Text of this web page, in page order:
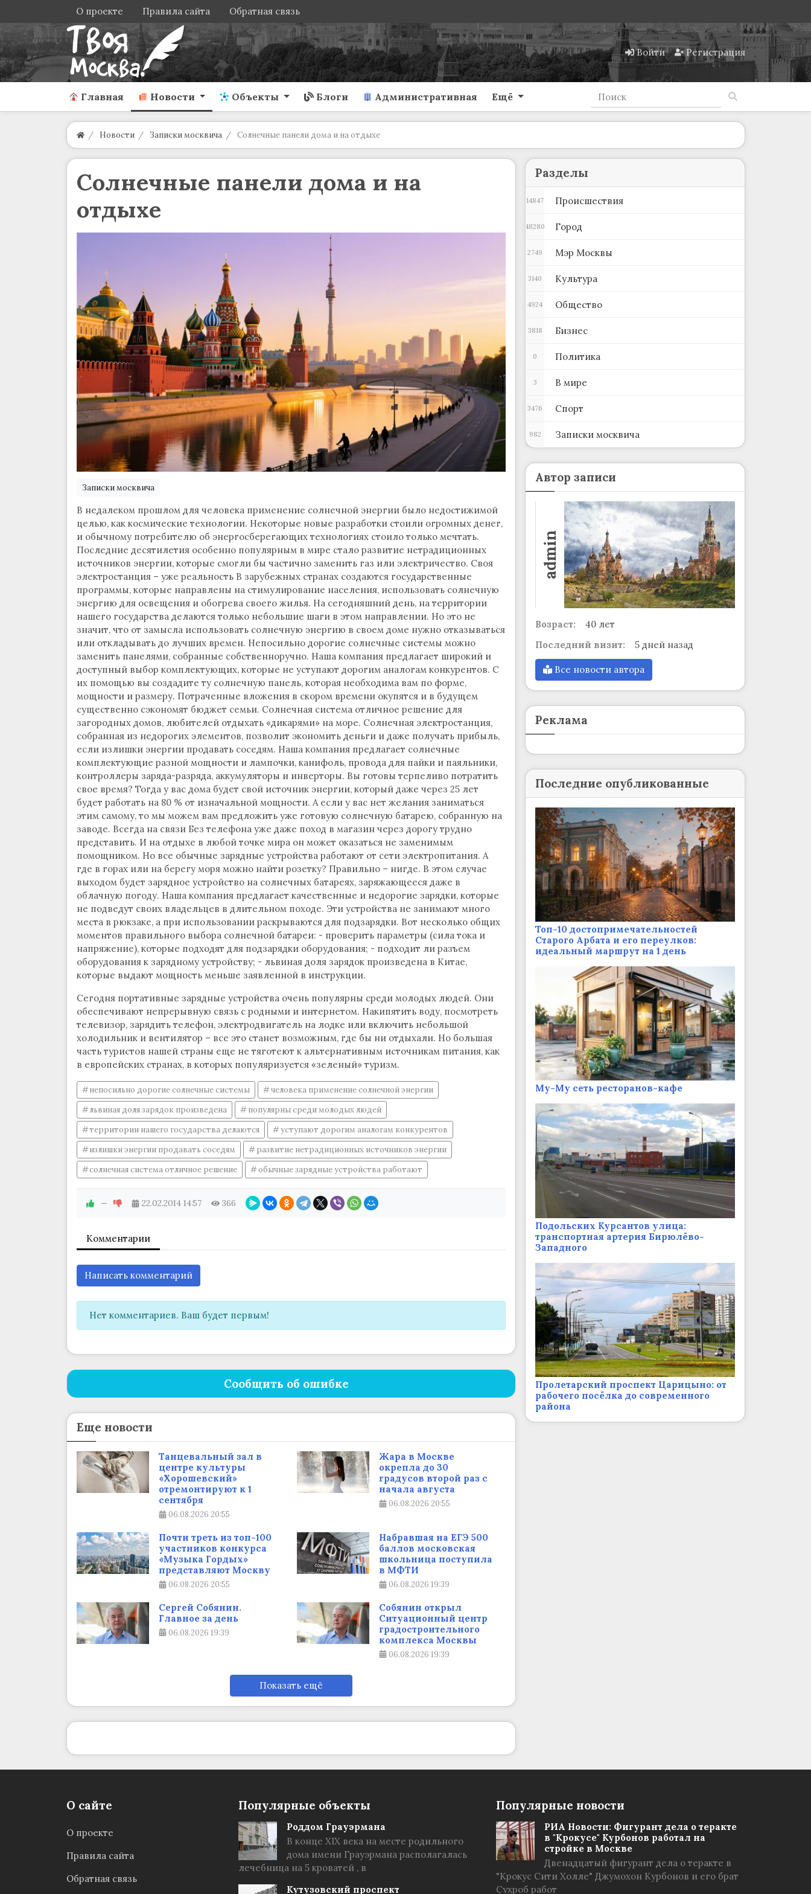
О проекте Правила сайта Обратная связь
Войти Регистрация
Главная Новости Объекты Блоги Административная Ещё
Новости Записки москвича Солнечные панели дома и на отдыхе
Солнечные панели дома и на
отдыхе
Записки москвича
В недалеком прошлом для человека применение солнечной энергии было недостижимой
целью, как космические технологии. Некоторые новые разработки стоили огромных денег,
и обычному потребителю об энергосберегающих технологиях стоило только мечтать.
Последние десятилетия особенно популярным в мире стало развитие нетрадиционных
источников энергии, которые смогли бы частично заменить газ или электричество. Своя
электростанция – уже реальность В зарубежных странах создаются государственные
программы, которые направлены на стимулирование населения, использовать солнечную
энергию для освещения и обогрева своего жилья. На сегодняшний день, на территории
нашего государства делаются только небольшие шаги в этом направлении. Но это не
значит, что от замысла использовать солнечную энергию в своем доме нужно отказываться
или откладывать до лучших времен. Непосильно дорогие солнечные системы можно
заменить панелями, собранные собственноручно. Наша компания предлагает широкий и
доступный выбор комплектующих, которые не уступают дорогим аналогам конкурентов. С
их помощью вы создадите ту солнечную панель, которая необходима вам по форме,
мощности и размеру. Потраченные вложения в скором времени окупятся и в будущем
существенно сэкономят бюджет семьи. Солнечная система отличное решение для
загородных домов, любителей отдыхать «дикарями» на море. Солнечная электростанция,
собранная из недорогих элементов, позволит экономить деньги и даже получать прибыль,
если излишки энергии продавать соседям. Наша компания предлагает солнечные
комплектующие разной мощности и лампочки, канифоль, провода для пайки и паяльники,
контроллеры заряда-разряда, аккумуляторы и инверторы. Вы готовы терпеливо потратить
свое время? Тогда у вас дома будет свой источник энергии, который даже через 25 лет
будет работать на 80 % от изначальной мощности. А если у вас нет желания заниматься
этим самому, то мы можем вам предложить уже готовую солнечную батарею, собранную на
заводе. Всегда на связи Без телефона уже даже поход в магазин через дорогу трудно
представить. И на отдыхе в любой точке мира он может оказаться не заменимым
помощником. Но все обычные зарядные устройства работают от сети электропитания. А
где в горах или на берегу моря можно найти розетку? Правильно – нигде. В этом случае
выходом будет зарядное устройство на солнечных батареях, заряжающееся даже в
облачную погоду. Наша компания предлагает качественные и недорогие зарядки, которые
не подведут своих владельцев в длительном походе. Эти устройства не занимают много
места в рюкзаке, а при использовании раскрываются для подзарядки. Вот несколько общих
моментов правильного выбора солнечной батареи: - проверить параметры (сила тока и
напряжение), которые подходят для подзарядки оборудования; - подходит ли разъем
оборудования к зарядному устройству; - львиная доля зарядок произведена в Китае,
которые выдают мощность меньше заявленной в инструкции.
Сегодня портативные зарядные устройства очень популярны среди молодых людей. Они
обеспечивают непрерывную связь с родными и интернетом. Накипятить воду, посмотреть
телевизор, зарядить телефон, электродвигатель на лодке или включить небольшой
холодильник и вентилятор – все это станет возможным, где бы ни отдыхали. Но большая
часть туристов нашей страны еще не тяготеют к альтернативным источникам питания, как
в европейских странах, в которых популяризуется «зеленый» туризм.
непосильно дорогие солнечные системы
человека применение солнечной энергии
львиная доля зарядок произведена
популярны среди молодых людей
территории нашего государства делаются
уступают дорогим аналогам конкурентов
излишки энергии продавать соседям
развитие нетрадиционных источников энергии
солнечная система отличное решение
обычные зарядные устройства работают
— 22.02.2014 14:57 366
Комментарии
Написать комментарий
Нет комментариев. Ваш будет первым!
Сообщить об ошибке
Еще новости
Танцевальный зал в
центре культуры
«Хорошевский»
отремонтируют к 1
сентября
06.08.2026 20:55
Жара в Москве
окрепла до 30
градусов второй раз с
начала августа
06.08.2026 20:55
Почти треть из топ-100
участников конкурса
«Музыка Гордых»
представляют Москву
06.08.2026 20:55
Набравшая на ЕГЭ 500
баллов московская
школьница поступила
в МФТИ
06.08.2026 19:39
Сергей Собянин.
Главное за день
06.08.2026 19:39
Собянин открыл
Ситуационный центр
градостроительного
комплекса Москвы
06.08.2026 19:39
Показать ещё
Разделы
Происшествия
14847
Город
48280
Мэр Москвы
2749
Культура
3140
Общество
4924
Бизнес
3818
Политика
0
В мире
3
Спорт
3476
Записки москвича
982
Автор записи
admin
Возраст:
40 лет
Последний визит:
5 дней назад
Все новости автора
Реклама
Последние опубликованные
Топ-10 достопримечательностей
Старого Арбата и его переулков:
идеальный маршрут на 1 день
Му-Му сеть ресторанов-кафе
Подольских Курсантов улица:
транспортная артерия Бирюлёво-
Западного
Пролетарский проспект Царицыно: от
рабочего посёлка до современного
района
О сайте
О проекте
Правила сайта
Обратная связь
Популярные объекты
Роддом Грауэрмана
В конце XIX века на месте родильного
дома имени Грауэрмана располагалась
лечебница на 5 кроватей , в
Кутузовский проспект
Популярные новости
РИА Новости: Фигурант дела о теракте
в "Крокусе" Курбонов работал на
стройке в Москве
Двенадцатый фигурант дела о теракте в
"Крокус Сити Холле" Джумохон Курбонов и его брат
Сухроб работ